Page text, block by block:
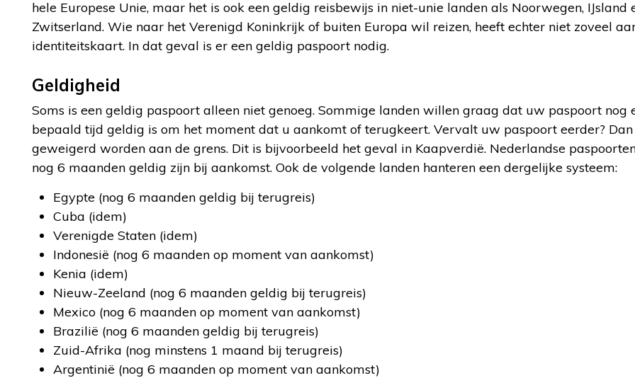
hele Europese Unie, maar het is ook een geldig reisbewijs in niet-unie landen als Noorwegen, IJsland
Zwitserland. Wie naar het Verenigd Koninkrijk of buiten Europa wil reizen, heeft echter niet zoveel
identiteitskaart. In dat geval is er een geldig paspoort nodig.
Geldigheid
Soms is een geldig paspoort alleen niet genoeg. Sommige landen willen graag dat uw paspoort nog
bepaald tijd geldig is om het moment dat u aankomt of terugkeert. Vervalt uw paspoort eerder?
geweigerd worden aan de grens. Dit is bijvoorbeeld het geval in Kaapverdië. Nederlandse
nog 6 maanden geldig zijn bij aankomst. Ook de volgende landen hanteren een dergelijke systeem:
Egypte (nog 6 maanden geldig bij terugreis)
Cuba (idem)
Verenigde Staten (idem)
Indonesië (nog 6 maanden op moment van aankomst)
Kenia (idem)
Nieuw-Zeeland (nog 6 maanden geldig bij terugreis)
Mexico (nog 6 maanden op moment van aankomst)
Brazilië (nog 6 maanden geldig bij terugreis)
Zuid-Afrika (nog minstens 1 maand bij terugreis)
Argentinië (nog 6 maanden op moment van aankomst)